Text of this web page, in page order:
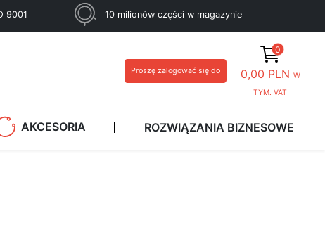
9001 10 milionów części w magazynie
Proszę zalogować się do
0
0,00 PLN W
TYM. VAT
AKCESORIA ROZWIĄZANIA BIZNESOWE